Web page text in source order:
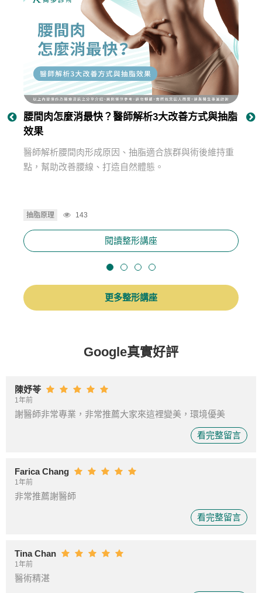
型
腰間肉怎麼消最快？醫師解析3大改善方式與抽脂
效果
醫師解析腰間肉形成原因、抽脂適合族群與術後維持重
點，幫助改善腰線、打造自然體態。
抽脂原理 143
閱讀整形講座
更多整形講座
Google真實好評
陳妤苓
1年前
謝醫師非常專業，非常推薦大家來這裡變美，環境優美
看完整留言
Farica Chang
1年前
非常推薦謝醫師
看完整留言
Tina Chan
1年前
醫術精湛